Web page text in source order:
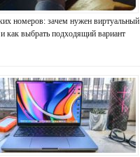
номеров: зачем нужен виртуальный
как выбрать подходящий вариант